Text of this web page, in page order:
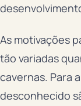
As motivações
tão variadas
cavernas. Para
desconhecido